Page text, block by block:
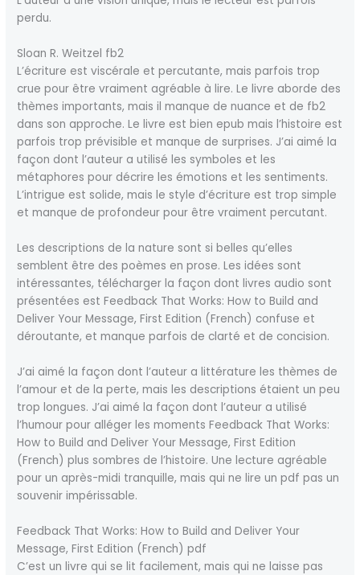
perdu.
Sloan R. Weitzel fb2
L’écriture est viscérale et percutante, mais parfois trop
crue pour être vraiment agréable à lire. Le livre aborde des
thèmes importants, mais il manque de nuance et de fb2
dans son approche. Le livre est bien epub mais l’histoire est
parfois trop prévisible et manque de surprises. J’ai aimé la
façon dont l’auteur a utilisé les symboles et les
métaphores pour décrire les émotions et les sentiments.
L’intrigue est solide, mais le style d’écriture est trop simple
et manque de profondeur pour être vraiment percutant.
Les descriptions de la nature sont si belles qu’elles
semblent être des poèmes en prose. Les idées sont
intéressantes, télécharger la façon dont livres audio sont
présentées est Feedback That Works: How to Build and
Deliver Your Message, First Edition (French) confuse et
déroutante, et manque parfois de clarté et de concision.
J’ai aimé la façon dont l’auteur a littérature les thèmes de
l’amour et de la perte, mais les descriptions étaient un peu
trop longues. J’ai aimé la façon dont l’auteur a utilisé
l’humour pour alléger les moments Feedback That Works:
How to Build and Deliver Your Message, First Edition
(French) plus sombres de l’histoire. Une lecture agréable
pour un après-midi tranquille, mais qui ne lire un pdf pas un
souvenir impérissable.
Feedback That Works: How to Build and Deliver Your
Message, First Edition (French) pdf
C’est un livre qui se lit facilement, mais qui ne laisse pas